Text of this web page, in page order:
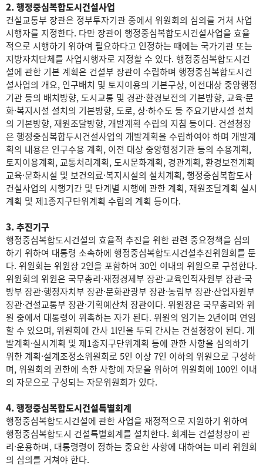
2. 행정중심복합도시건설사업
건설교통부 장관은 정부투자기관 중에서 위원회의 심의를 거쳐 사업
시행자를 지정한다. 다만 장관이 행정중심복합도시건설사업을 효율
적으로 시행하기 위하여 필요하다고 인정하는 때에는 국가기관 또는
지방자치단체를 사업시행자로 지정할 수 있다. 행정중심복합도시건
설에 관한 기본 계획은 건설부 장관이 수립하며 행정중심복합도시건
설사업의 개요, 인구배치 및 토지이용의 기본구상, 이전대상 중앙행정
기관 등의 배치방향, 도시교통 및 경관·환경보전의 기본방향, 교육·문
화·복지시설 설치의 기본방향, 도로, 상·하수도 등 주요기반시설 설치
의 기본방향, 재원조달방향, 개발계획 수립의 지침 등이다. 건설청장
은 행정중심복합두시건설사업의 개발계획을 수립하여야 하며 개발계
획의 내용은 인구수용 계획, 이전 대상 중앙행정기관 등의 수용계획,
토지이용계획, 교통처리계획, 도시문화계획, 경관계획, 환경보전계획
교육·문화시설 및 보건의료·복지시설의 설치계획, 행정중심복합도사
건설사업의 시행기간 및 단계별 시행에 관한 계획, 재원조달계획 실시
계획 및 제1종지구단위계획 수립의 계획 등이다.
3. 추진기구
행정중심복합도시건설의 효율적 추진을 위한 관련 중요정책을 심의
하기 위하여 대통령 소속하에 행정중심복합도시건설추진위원회를 둔
다. 위원회는 위원장 2인을 포함하여 30인 이내의 위원으로 구성한다.
위원회의 위원은 국무총리·재정경제부 장관·교육인적자원부 장관·국
방부 장관·행정자치부 장관·문화관광부 장관·농림부 장관·산업자원부
장관·건설교통부 장관·기획예산처 장관이다. 위원장은 국무총리와 위
원 중에서 대통령이 위촉하는 자가 된다. 위원의 임기는 2년이며 연임
할 수 있으며, 위원회에 간사 1l인을 두되 간사는 건설청장이 된다. 개
발계획·실시계획 및 제1종지구단위계획 등에 관한 사항을 심의하기
위한 계획·설계조정소위원회로 5인 이상 7인 이하의 위원으로 구성하
며, 위원회의 권한에 속한 사항에 자문을 위하여 위원회에 100인 이내
의 자문으로 구성되는 자문위원회가 있다.
4. 행정중심복합도시건설특별회계
행정중심복합도시건설에 관한 사업을 재정적으로 지원하기 위하여
행정중심복합도시 건설특별회계를 설치한다. 회계는 건설청장이 관
리·운용하며, 대통령령이 정하는 중요한 사항에 대하여는 미리 위원회
의 심의를 거쳐야 한다.